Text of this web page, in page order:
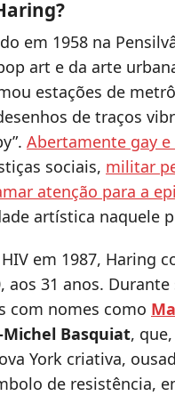
em 1958 na
art e da arte
estações de
de traços
Abertamente gay
sociais, militar
atenção para a
artística naquele
em 1987, Haring
aos 31 anos.
com nomes como
Michel Basquiat,
York criativa,
de resistência,